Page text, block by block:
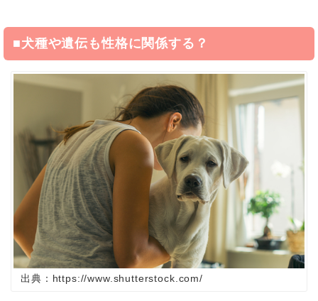
■犬種や遺伝も性格に関係する？
出典：https://www.shutterstock.com/